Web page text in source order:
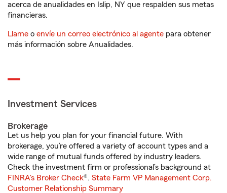
acerca de anualidades en Islip, NY que respalden sus metas
financieras.
Llame o envíe un correo electrónico al agente para obtener
más información sobre Anualidades.
Investment Services
Brokerage
Let us help you plan for your financial future. With
brokerage, you’re offered a variety of account types and a
wide range of mutual funds offered by industry leaders.
Check the investment firm or professional’s background at
FINRA's Broker Check®. State Farm VP Management Corp.
Customer Relationship Summary